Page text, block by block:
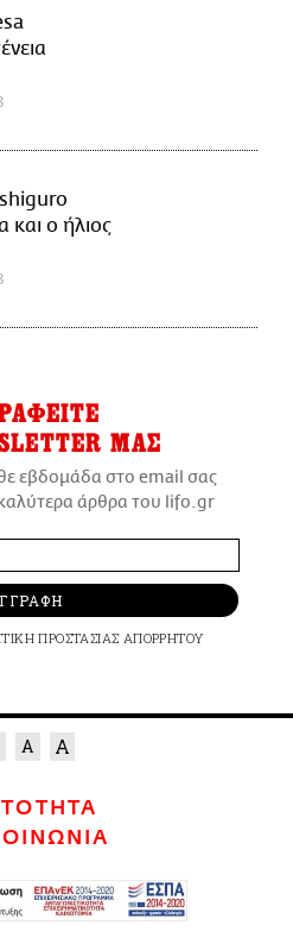
και ο ήλιος
ΜΑΣ
εβδομάδα στο email σας
άρθρα του lifo.gr
ΠΡΟΣΤΑΣΙΑΣ ΑΠΟΡΡΗΤΟΥ